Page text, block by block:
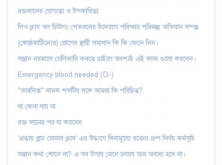
রক্তদানের যোগ্যতা ও উপকারিতা
লিও ক্লাব অব চিটাগং শেভরনের উদ্যোগে পরিষ্কার পরিচ্ছন্ন অভিযান সম্পন্ন
|কোষ্ঠকাঠিন্যের| রোগের স্থায়ী সমাধান কি কি জেনে নিন।
সন্তান নরমালে ডেলিভারি করতে চাইলে অবশ্যই এই কাজ গুলো করবেন।
Emergency blood needed (O-)
"ভারনিক্স" নামক শব্দটির সঙ্গে আমরা কি পরিচিত?
যা কেনা যায় না
রক্ত দানের পর যা করবেন
'প্রত্যয় ব্লাড ডোনার ক্লাব' এর উদ্ধ্যগে বিনামূল্যে রক্তের গ্রুপ নির্ণয় কর্মসূচি
সন্তান কথা শোনে না? এ সব উপায় মেনে চললে আর অবাধ্য হবে না।